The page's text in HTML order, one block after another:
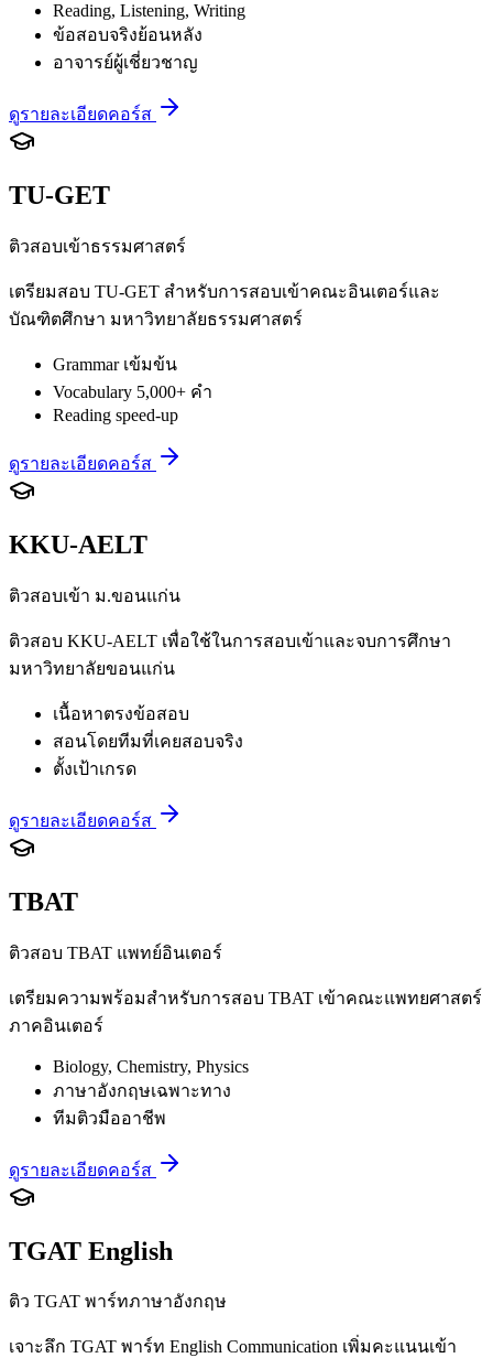
Reading, Listening, Writing
ข้อสอบจริงย้อนหลัง
อาจารย์ผู้เชี่ยวชาญ
ดูรายละเอียดคอร์ส
TU-GET
ติวสอบเข้าธรรมศาสตร์
เตรียมสอบ TU-GET สำหรับการสอบเข้าคณะอินเตอร์และ
บัณฑิตศึกษา มหาวิทยาลัยธรรมศาสตร์
Grammar เข้มข้น
Vocabulary 5,000+ คำ
Reading speed-up
ดูรายละเอียดคอร์ส
KKU-AELT
ติวสอบเข้า ม.ขอนแก่น
ติวสอบ KKU-AELT เพื่อใช้ในการสอบเข้าและจบการศึกษา
มหาวิทยาลัยขอนแก่น
เนื้อหาตรงข้อสอบ
สอนโดยทีมที่เคยสอบจริง
ตั้งเป้าเกรด
ดูรายละเอียดคอร์ส
TBAT
ติวสอบ TBAT แพทย์อินเตอร์
เตรียมความพร้อมสำหรับการสอบ TBAT เข้าคณะแพทยศาสตร์
ภาคอินเตอร์
Biology, Chemistry, Physics
ภาษาอังกฤษเฉพาะทาง
ทีมติวมืออาชีพ
ดูรายละเอียดคอร์ส
TGAT English
ติว TGAT พาร์ทภาษาอังกฤษ
เจาะลึก TGAT พาร์ท English Communication เพิ่มคะแนนเข้า